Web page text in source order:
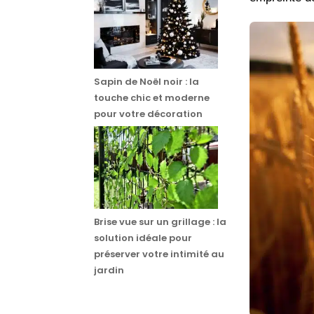
Sapin de Noël noir : la
touche chic et moderne
pour votre décoration
Brise vue sur un grillage : la
solution idéale pour
préserver votre intimité au
jardin